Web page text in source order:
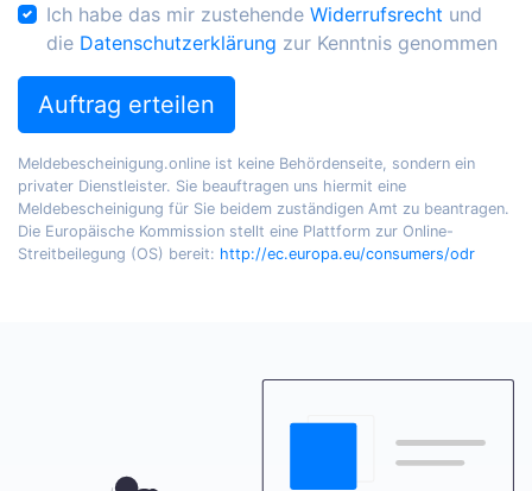
Ich habe das mir zustehende Widerrufsrecht und
die Datenschutzerklärung zur Kenntnis genommen
Auftrag erteilen
Meldebescheinigung.online ist keine Behördenseite, sondern ein
privater Dienstleister. Sie beauftragen uns hiermit eine
Meldebescheinigung für Sie beidem zuständigen Amt zu beantragen.
Die Europäische Kommission stellt eine Plattform zur Online-
Streitbeilegung (OS) bereit: http://ec.europa.eu/consumers/odr